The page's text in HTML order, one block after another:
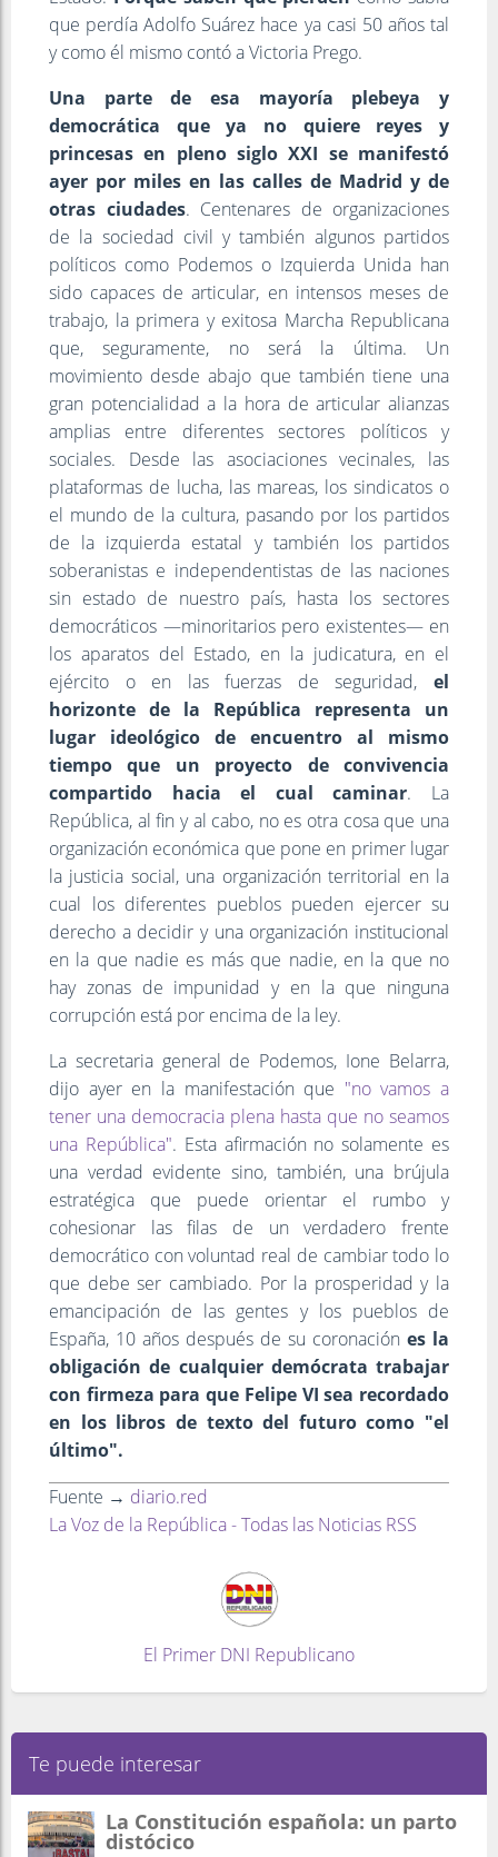
que perdía Adolfo Suárez hace ya casi 50 años tal
y como él mismo contó a Victoria Prego.
Una parte de esa mayoría plebeya y
democrática que ya no quiere reyes y
princesas en pleno siglo XXI se manifestó
ayer por miles en las calles de Madrid y de
otras ciudades. Centenares de organizaciones
de la sociedad civil y también algunos partidos
políticos como Podemos o Izquierda Unida han
sido capaces de articular, en intensos meses de
trabajo, la primera y exitosa Marcha Republicana
que, seguramente, no será la última. Un
movimiento desde abajo que también tiene una
gran potencialidad a la hora de articular alianzas
amplias entre diferentes sectores políticos y
sociales. Desde las asociaciones vecinales, las
plataformas de lucha, las mareas, los sindicatos o
el mundo de la cultura, pasando por los partidos
de la izquierda estatal y también los partidos
soberanistas e independentistas de las naciones
sin estado de nuestro país, hasta los sectores
democráticos —minoritarios pero existentes— en
los aparatos del Estado, en la judicatura, en el
ejército o en las fuerzas de seguridad, el
horizonte de la República representa un
lugar ideológico de encuentro al mismo
tiempo que un proyecto de convivencia
compartido hacia el cual caminar. La
República, al fin y al cabo, no es otra cosa que una
organización económica que pone en primer lugar
la justicia social, una organización territorial en la
cual los diferentes pueblos pueden ejercer su
derecho a decidir y una organización institucional
en la que nadie es más que nadie, en la que no
hay zonas de impunidad y en la que ninguna
corrupción está por encima de la ley.
La secretaria general de Podemos, Ione Belarra,
dijo ayer en la manifestación que "no vamos a
tener una democracia plena hasta que no seamos
una República". Esta afirmación no solamente es
una verdad evidente sino, también, una brújula
estratégica que puede orientar el rumbo y
cohesionar las filas de un verdadero frente
democrático con voluntad real de cambiar todo lo
que debe ser cambiado. Por la prosperidad y la
emancipación de las gentes y los pueblos de
España, 10 años después de su coronación es la
obligación de cualquier demócrata trabajar
con firmeza para que Felipe VI sea recordado
en los libros de texto del futuro como "el
último".
Fuente → diario.red
La Voz de la República - Todas las Noticias RSS
El Primer DNI Republicano
Te puede interesar
La Constitución española: un parto
distócico